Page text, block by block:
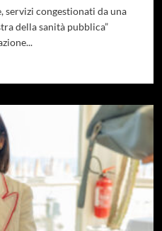
servizi congestionati da una
della sanità pubblica”